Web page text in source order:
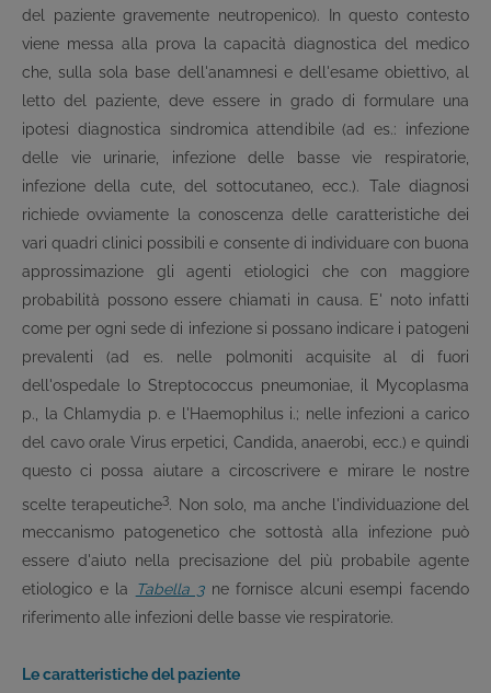
del paziente gravemente neutropenico). In questo contesto
viene messa alla prova la capacità diagnostica del medico
che, sulla sola base dell'anamnesi e dell'esame obiettivo, al
letto del paziente, deve essere in grado di formulare una
ipotesi diagnostica sindromica attendibile (ad es.: infezione
delle vie urinarie, infezione delle basse vie respiratorie,
infezione della cute, del sottocutaneo, ecc.). Tale diagnosi
richiede ovviamente la conoscenza delle caratteristiche dei
vari quadri clinici possibili e consente di individuare con buona
approssimazione gli agenti etiologici che con maggiore
probabilità possono essere chiamati in causa. E' noto infatti
come per ogni sede di infezione si possano indicare i patogeni
prevalenti (ad es. nelle polmoniti acquisite al di fuori
dell'ospedale lo Streptococcus pneumoniae, il Mycoplasma
p., la Chlamydia p. e l'Haemophilus i.; nelle infezioni a carico
del cavo orale Virus erpetici, Candida, anaerobi, ecc.) e quindi
questo ci possa aiutare a circoscrivere e mirare le nostre
scelte terapeutiche3. Non solo, ma anche l'individuazione del
meccanismo patogenetico che sottostà alla infezione può
essere d'aiuto nella precisazione del più probabile agente
etiologico e la
Tabella 3ne fornisce alcuni esempi facendo
riferimento alle infezioni delle basse vie respiratorie.
Le caratteristiche del paziente